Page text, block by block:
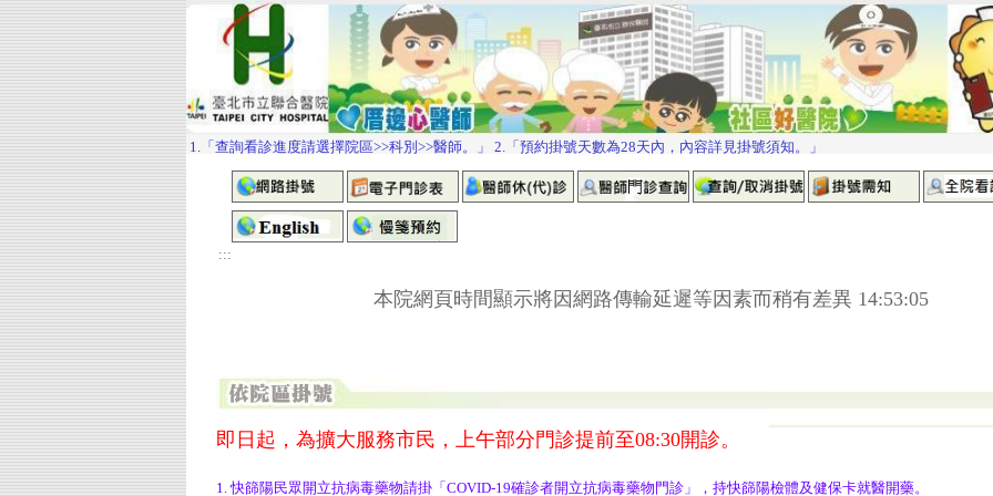
:::
本院網頁時間顯示將因網路傳輸延遲等因素而稍有差異 14:53:05
即日起，為擴大服務市民，上午部分門診提前至08:30開診。
1. 快篩陽民眾開立抗病毒藥物請掛「COVID-19確診者開立抗病毒藥物門診」，持快篩陽檢體及健保卡就醫開藥。